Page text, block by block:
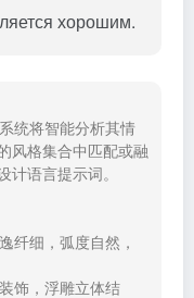
хорошим.
统将智能分析其情
风格集合中匹配或融
计语言提示词。
纤细，弧度自然，
饰，浮雕立体结